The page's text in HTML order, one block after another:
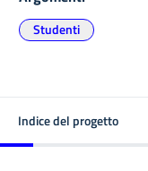
Studenti
Indice del progetto